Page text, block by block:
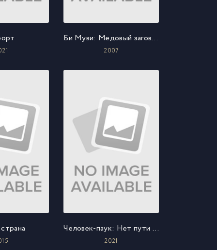
Би Муви: Медовый заговор
2007
Человек-паук: Нет пути домой
2021